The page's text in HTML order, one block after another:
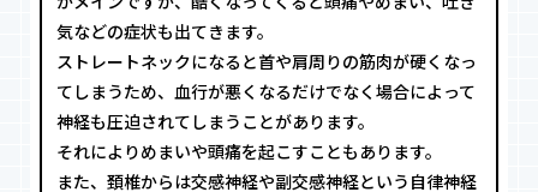
気などの症状も出てきます。
ストレートネックになると首や肩周りの筋肉が硬くなっ
てしまうため、血行が悪くなるだけでなく場合によって
神経も圧迫されてしまうことがあります。
それによりめまいや頭痛を起こすこともあります。
また、頚椎からは交感神経や副交感神経という自律神経